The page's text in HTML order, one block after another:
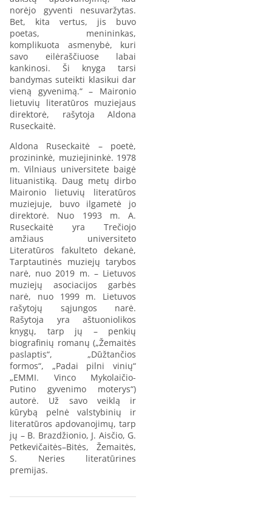
norėjo gyventi nesuvaržytas.
Bet, kita vertus, jis buvo
poetas, menininkas,
komplikuota asmenybė, kuri
savo eilėraščiuose labai
kankinosi. Ši knyga tarsi
bandymas suteikti klasikui dar
vieną gyvenimą.“ – Maironio
lietuvių literatūros muziejaus
direktorė, rašytoja Aldona
Ruseckaitė.
Aldona Ruseckaitė – poetė,
prozininkė, muziejininkė. 1978
m. Vilniaus universitete baigė
lituanistiką. Daug metų dirbo
Maironio lietuvių literatūros
muziejuje, buvo ilgametė jo
direktorė. Nuo 1993 m. A.
Ruseckaitė yra Trečiojo
amžiaus universiteto
Literatūros fakulteto dekanė,
Tarptautinės muziejų tarybos
narė, nuo 2019 m. – Lietuvos
muziejų asociacijos garbės
narė, nuo 1999 m. Lietuvos
rašytojų sąjungos narė.
Rašytoja yra aštuoniolikos
knygų, tarp jų – penkių
biografinių romanų („Žemaitės
paslaptis“, „Dūžtančios
formos“, „Padai pilni vinių“
„EMMI. Vinco Mykolaičio-
Putino gyvenimo moterys“)
autorė. Už savo veiklą ir
kūrybą pelnė valstybinių ir
literatūros apdovanojimų, tarp
jų – B. Brazdžionio, J. Aisčio, G.
Petkevičaitės–Bitės, Žemaitės,
S. Neries literatūrines
premijas.